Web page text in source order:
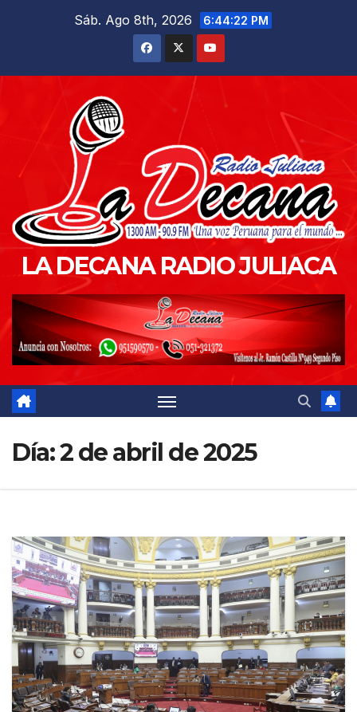
Sáb. Ago 8th, 2026 6:44:24 PM
LA DECANA RADIO JULIACA
Día:2 de abril de 2025